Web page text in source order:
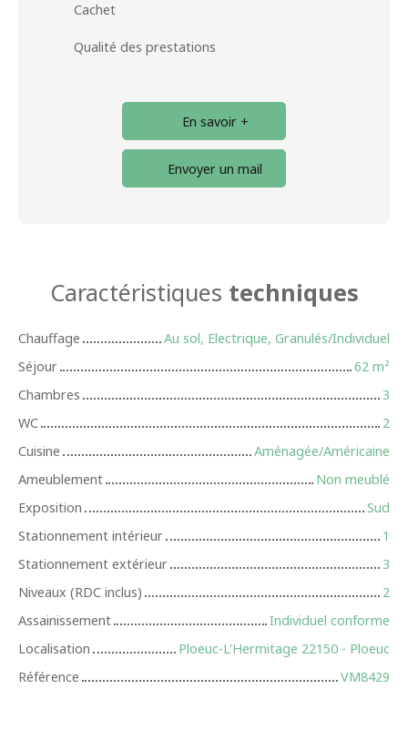
Cachet
Qualité des prestations
En savoir +
Envoyer un mail
Caractéristiques techniques
Chauffage
Au sol, Electrique, Granulés/Individuel
Séjour
62 m²
Chambres
3
WC
2
Cuisine
Aménagée/Américaine
Ameublement
Non meublé
Exposition
Sud
Stationnement intérieur
1
Stationnement extérieur
3
Niveaux (RDC inclus)
2
Assainissement
Individuel conforme
Localisation
Ploeuc-L'Hermitage 22150 - Ploeuc
Référence
VM8429